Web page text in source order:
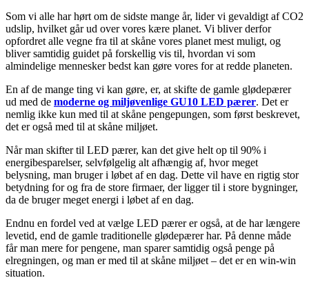
Som vi alle har hørt om de sidste mange år, lider vi gevaldigt af CO2
udslip, hvilket går ud over vores kære planet. Vi bliver derfor
opfordret alle vegne fra til at skåne vores planet mest muligt, og
bliver samtidig guidet på forskellig vis til, hvordan vi som
almindelige mennesker bedst kan gøre vores for at redde planeten.
En af de mange ting vi kan gøre, er, at skifte de gamle glødepærer
ud med de moderne og miljøvenlige GU10 LED pærer. Det er
nemlig ikke kun med til at skåne pengepungen, som først beskrevet,
det er også med til at skåne miljøet.
Når man skifter til LED pærer, kan det give helt op til 90% i
energibesparelser, selvfølgelig alt afhængig af, hvor meget
belysning, man bruger i løbet af en dag. Dette vil have en rigtig stor
betydning for og fra de store firmaer, der ligger til i store bygninger,
da de bruger meget energi i løbet af en dag.
Endnu en fordel ved at vælge LED pærer er også, at de har længere
levetid, end de gamle traditionelle glødepærer har. På denne måde
får man mere for pengene, man sparer samtidig også penge på
elregningen, og man er med til at skåne miljøet – det er en win-win
situation.